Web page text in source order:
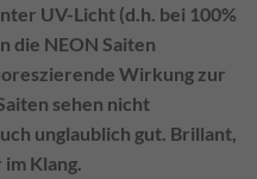
UV-Licht (d.h. bei 100%
die NEON Saiten
Wirkung zur
sehen nicht
unglaublich gut. Brillant,
Klang.